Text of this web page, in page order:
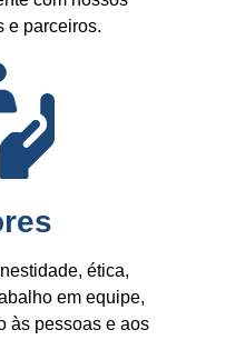
e parceiros.
ética,
em equipe,
às pessoas e aos